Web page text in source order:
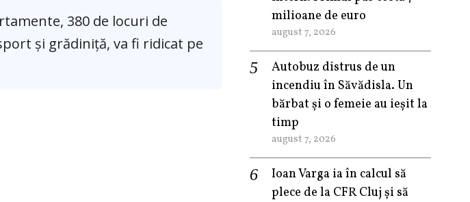
380 de locuri de
și grădiniță, va fi ridicat pe
milioane de euro
august 7, 2026
Autobuz distrus de un
incendiu în Săvădisla. Un
bărbat și o femeie au ieșit la
timp
august 7, 2026
Ioan Varga ia în calcul să
plece de la CFR Cluj și să